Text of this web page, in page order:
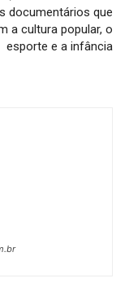
documentários que
a cultura popular, o
esporte e a infância